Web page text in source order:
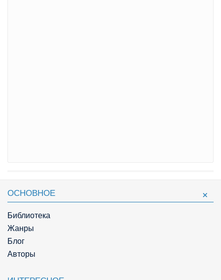
ОСНОВНОЕ
Библиотека
Жанры
Блог
Авторы